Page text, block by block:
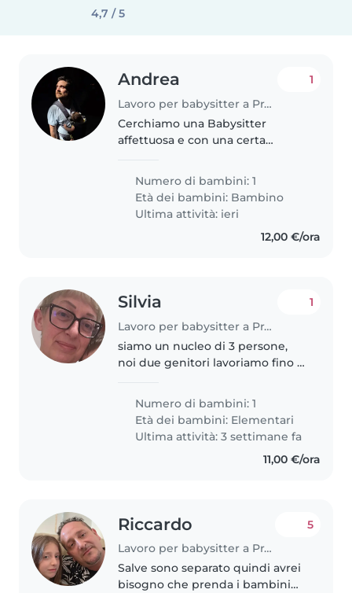
4,7 / 5
Andrea
Lavoro per babysitter a Prato
1
Cerchiamo una Babysitter
affettuosa e con una certa
di 7 mesi, giocosa e curiosa. La
persona ideale dovrebbe parlare
italiano (ma non obbbligatorio)..
Numero di bambini: 1
Età dei bambini: Bambino
Ultima attività: ieri
12,00 €/ora
Silvia
Lavoro per babysitter a Prato
1
siamo un nucleo di 3 persone,
noi due genitori lavoriamo fino a
Numero di bambini: 1
Età dei bambini: Elementari
Ultima attività: 3 settimane fa
11,00 €/ora
Riccardo
Lavoro per babysitter a Prato
5
Salve sono separato quindi avrei
bisogno che prenda i bambini